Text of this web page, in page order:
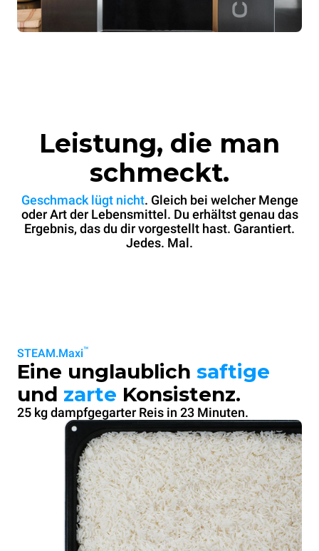
Leistung, die man
schmeckt.
Geschmack lügt nicht. Gleich bei welcher Menge
oder Art der Lebensmittel. Du erhältst genau das
Ergebnis, das du dir vorgestellt hast. Garantiert.
Jedes. Mal.
STEAM.Maxi™
Eine unglaublich saftige
und zarte Konsistenz.
25 kg dampfgegarter Reis in 23 Minuten.